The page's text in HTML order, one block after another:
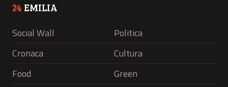
24 EMILIA
Social Wall
Politica
Cronaca
Cultura
Food
Green